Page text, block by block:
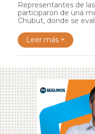
Representantes de
participaron de una
Chubut, donde se
Leer más +